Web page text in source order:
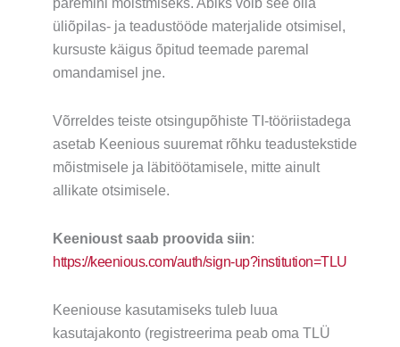
paremini mõistmiseks. Abiks võib see olla
üliõpilas- ja teadustööde materjalide otsimisel,
kursuste käigus õpitud teemade paremal
omandamisel jne.
Võrreldes teiste otsingupõhiste TI-tööriistadega
asetab Keenious suuremat rõhku teadustekstide
mõistmisele ja läbitöötamisele, mitte ainult
allikate otsimisele.
Keenioust saab proovida siin:
https://keenious.com/auth/sign-up?institution=TLU
Keeniouse kasutamiseks tuleb luua
kasutajakonto (registreerima peab oma TLÜ